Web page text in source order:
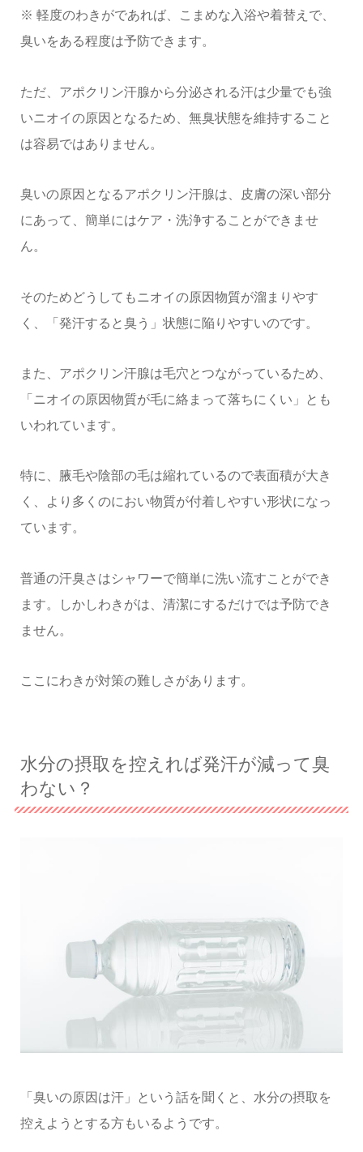
※ 軽度のわきがであれば、こまめな入浴や着替えで、
臭いをある程度は予防できます。
ただ、アポクリン汗腺から分泌される汗は少量でも強
いニオイの原因となるため、無臭状態を維持すること
は容易ではありません。
臭いの原因となるアポクリン汗腺は、皮膚の深い部分
にあって、簡単にはケア・洗浄することができませ
ん。
そのためどうしてもニオイの原因物質が溜まりやす
く、「発汗すると臭う」状態に陥りやすいのです。
また、アポクリン汗腺は毛穴とつながっているため、
「ニオイの原因物質が毛に絡まって落ちにくい」とも
いわれています。
特に、腋毛や陰部の毛は縮れているので表面積が大き
く、より多くのにおい物質が付着しやすい形状になっ
ています。
普通の汗臭さはシャワーで簡単に洗い流すことができ
ます。しかしわきがは、清潔にするだけでは予防でき
ません。
ここにわきが対策の難しさがあります。
水分の摂取を控えれば発汗が減って臭
わない？
「臭いの原因は汗」という話を聞くと、水分の摂取を
控えようとする方もいるようです。